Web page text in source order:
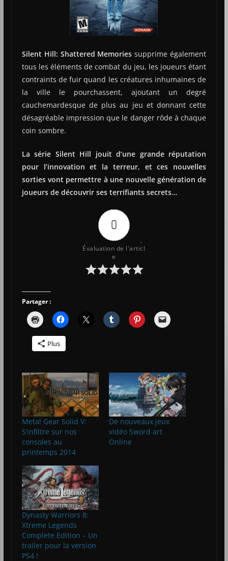
Silent Hill: Shattered Memoriessupprime également
tous les éléments de combat du jeu, les joueurs étant
contraints de fuir quand les créatures inhumaines de
la ville le pourchassent, ajoutant un degré
cauchemardesque de plus au jeu et donnant cette
désagréable impression que le danger rôde à chaque
coin sombre.
La série Silent Hill jouit d’une grande réputation
pour l’innovation et la terreur, et ces nouvelles
sorties vont permettre à une nouvelle génération de
joueurs de découvrir ses terrifiants secrets…
0
Évaluation de l'articl
e
Partager :
Plus
Metal Gear Solid V:
S’infiltre sur nos
consoles au
printemps 2014
De nouveaux jeux
vidéo Sword art
Online
Dynasty Warriors 8:
Xtreme Legends
Complete Edition – Un
trailer pour la version
PS4 !